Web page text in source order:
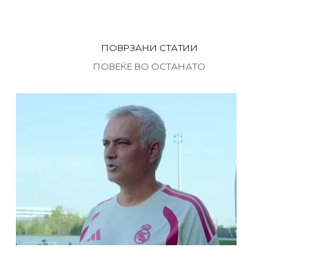
ПОВРЗАНИ СТАТИИ
ПОВЕЌЕ ВО ОСТАНАТО